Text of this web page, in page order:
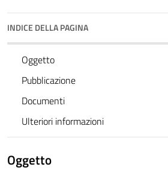
INDICE DELLA PAGINA
Oggetto
Pubblicazione
Documenti
Ulteriori informazioni
Oggetto